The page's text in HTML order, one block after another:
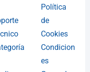
Política
de
Cookies
Condicion
es